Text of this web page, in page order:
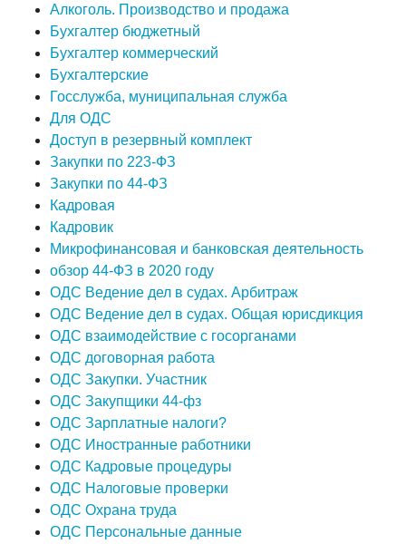
Алкоголь. Производство и продажа
Бухгалтер бюджетный
Бухгалтер коммерческий
Бухгалтерские
Госслужба, муниципальная служба
Для ОДС
Доступ в резервный комплект
Закупки по 223-ФЗ
Закупки по 44-ФЗ
Кадровая
Кадровик
Микрофинансовая и банковская деятельность
обзор 44-ФЗ в 2020 году
ОДС Ведение дел в судах. Арбитраж
ОДС Ведение дел в судах. Общая юрисдикция
ОДС взаимодействие с госорганами
ОДС договорная работа
ОДС Закупки. Участник
ОДС Закупщики 44-фз
ОДС Зарплатные налоги?
ОДС Иностранные работники
ОДС Кадровые процедуры
ОДС Налоговые проверки
ОДС Охрана труда
ОДС Персональные данные